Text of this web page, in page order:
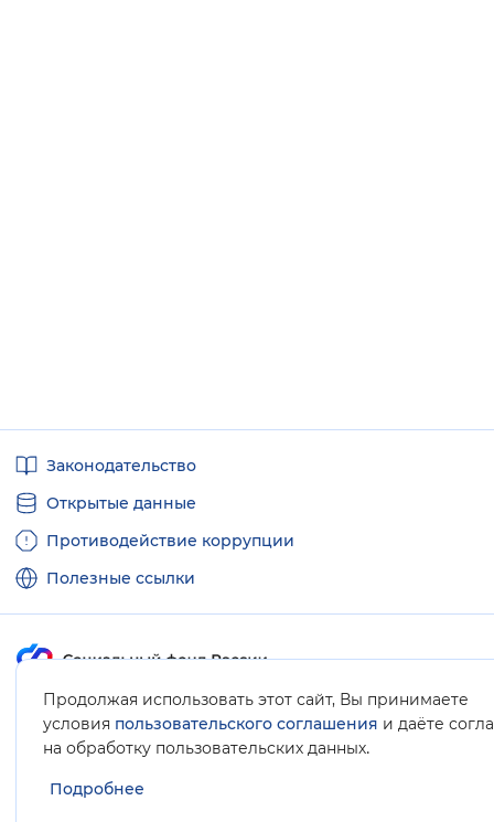
Продолжая использовать этот сайт, Вы принимаете
условия пользовательского соглашения и даёте
на обработку пользовательских данных.
Подробнее
ссылкиЗаконодательство
Открытые данные
Противодействие коррупции
Полезные ссылки
Карта сайта